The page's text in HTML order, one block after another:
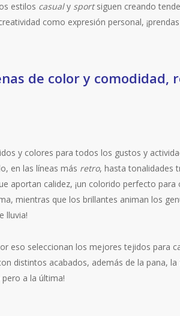
estilos casualy sportsiguen creando
como expresión personal,
de color y comodidad,
y colores para todos los gustos y
en las líneas más retro, hasta tonalidades
aportan calidez, ¡un colorido perfecto para
mientras que los brillantes animan los
lluvia!
eso seleccionan los mejores tejidos para
distintos acabados, además de la pana,
a la última!